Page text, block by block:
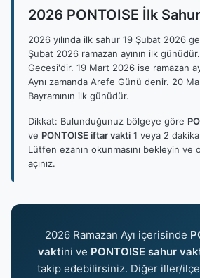
2026 PONTOISE İlk
2026 yılında ilk sahur 19 Şubat 2026
Şubat 2026 ramazan ayının ilk
Gecesi'dir. 19 Mart 2026 ise ramazan
Aynı zamanda Arefe Günü denir. 20
Bayramının ilk günüdür.
Dikkat: Bulunduğunuz bölgeye göre
ve PONTOISE iftar vakti 1 veya 2
Lütfen ezanın okunmasını bekleyin
açınız.
2026 Ramazan Ayı içerisinde
vaktini ve PONTOISE sahur
takip edebilirsiniz. Diğer iller/